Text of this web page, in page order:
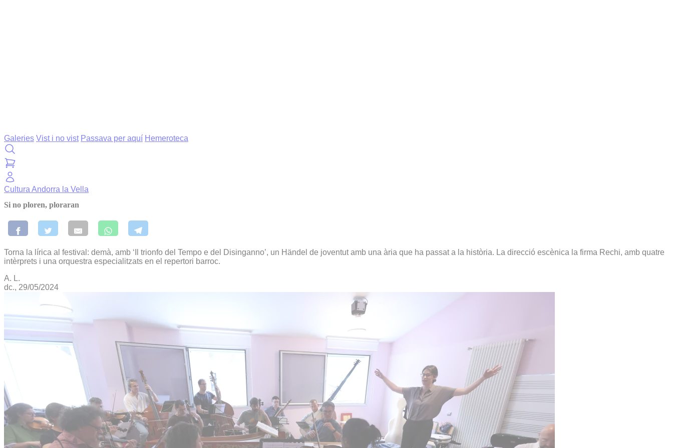
Galeries Vist i no vist Passava per aquí Hemeroteca
Cultura Andorra la Vella
Si no ploren, ploraran
Torna la lírica al festival: demà, amb ‘Il trionfo del Tempo e del Disinganno’, un Händel de joventut amb una ària que ha passat a la història. La direcció escènica la firma Rechi, amb quatre
intèrprets i una orquestra especialitzats en el repertori barroc.
A. L.
dc., 29/05/2024